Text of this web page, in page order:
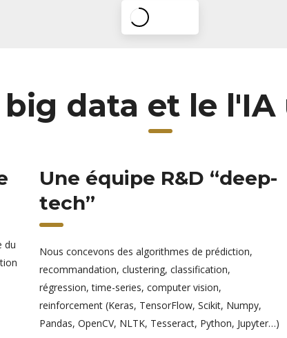
data et le
du
Une équipe R&D “deep-
tech”
Nous concevons des algorithmes de prédiction,
recommandation, clustering, classification,
régression, time-series, computer vision,
reinforcement (Keras, TensorFlow, Scikit, Numpy,
Pandas, OpenCV, NLTK, Tesseract, Python, Jupyter…)